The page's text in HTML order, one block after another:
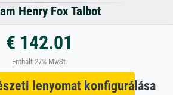
Henry Fox Talbot
€ 142.01
Enthält 27% MwSt.
lenyomat konfigurálása